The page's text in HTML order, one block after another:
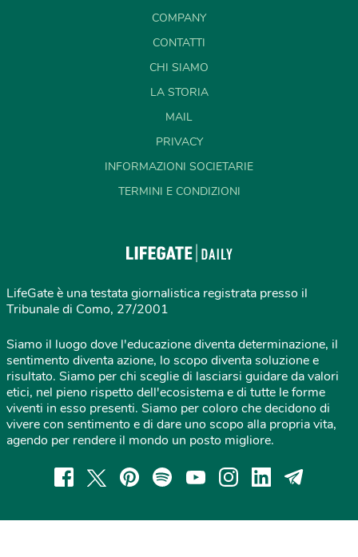
COMPANY
CONTATTI
CHI SIAMO
LA STORIA
MAIL
PRIVACY
INFORMAZIONI SOCIETARIE
TERMINI E CONDIZIONI
LifeGate è una testata giornalistica registrata presso il
Tribunale di Como, 27/2001
Siamo il luogo dove l'educazione diventa determinazione, il
sentimento diventa azione, lo scopo diventa soluzione e
risultato. Siamo per chi sceglie di lasciarsi guidare da valori
etici, nel pieno rispetto dell'ecosistema e di tutte le forme
viventi in esso presenti. Siamo per coloro che decidono di
vivere con sentimento e di dare uno scopo alla propria vita,
agendo per rendere il mondo un posto migliore.